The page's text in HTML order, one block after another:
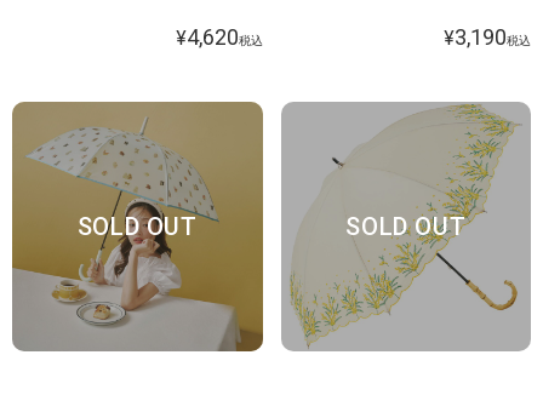
¥4,620税込 ¥3,190税込
SOLD OUT SOLD OUT